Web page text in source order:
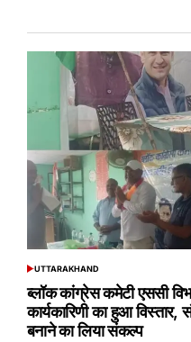
POSTED
UTTARAKHAND
ब्लॉक कांग्रेस कमेटी एससी
कार्यकारिणी का हुआ
बनाने का लिया संकल्प